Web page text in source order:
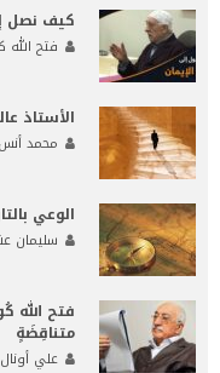
كيف نصل
فتح الله
الأستاذ
محمد
الوعي
سليمان
فتح الله
متناقِضَةٍ
علي أونال